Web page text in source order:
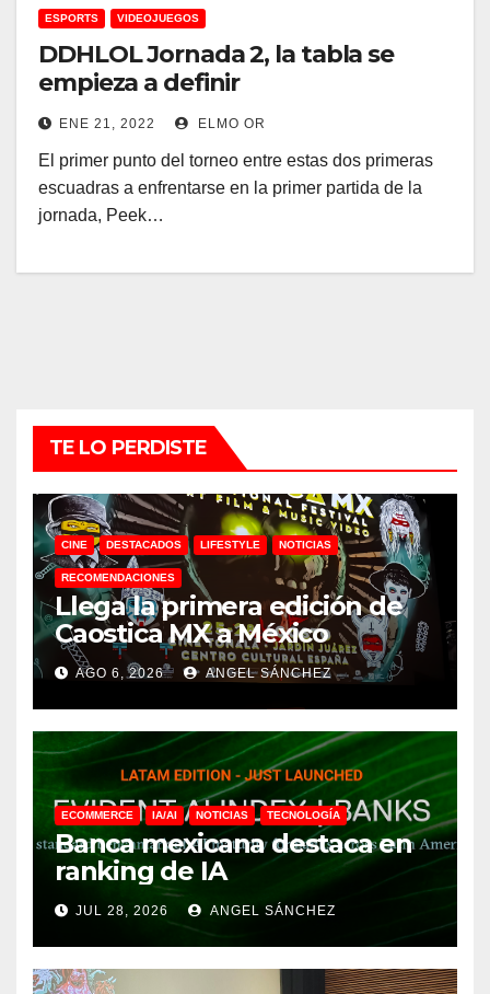
ESPORTS VIDEOJUEGOS
DDHLOL Jornada 2, la tabla se
empieza a definir
ENE 21, 2022 ELMO OR
El primer punto del torneo entre estas dos primeras
escuadras a enfrentarse en la primer partida de la
jornada, Peek…
TE LO PERDISTE
CINE DESTACADOS LIFESTYLE NOTICIAS
RECOMENDACIONES
Llega la primera edición de
Caostica MX a México
AGO 6, 2026 ANGEL SÁNCHEZ
ECOMMERCE IA/AI NOTICIAS TECNOLOGÍA
Banca mexicana destaca en
ranking de IA
JUL 28, 2026 ANGEL SÁNCHEZ